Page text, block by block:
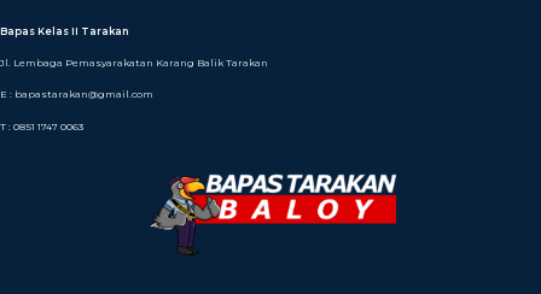
Bapas Kelas II Tarakan
Jl. Lembaga Pemasyarakatan Karang Balik Tarakan
E : bapastarakan@gmail.com
T : 0851 1747 0063